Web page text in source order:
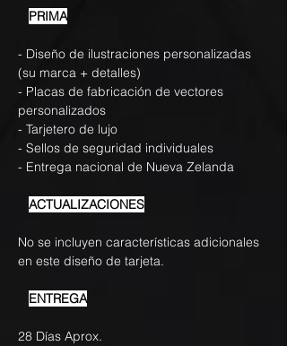
PRIMA
- Diseño de ilustraciones personalizadas
(su marca + detalles)
- Placas de fabricación de vectores
personalizados
- Tarjetero de lujo
- Sellos de seguridad individuales
- Entrega nacional de Nueva Zelanda
ACTUALIZACIONES
No se incluyen características adicionales
en este diseño de tarjeta.
ENTREGA
28 Días Aprox.